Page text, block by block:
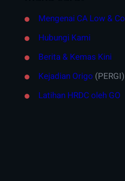
Mengenai CA Low & Co
Hubungi Kami
Berita & Kemas Kini
Kejadian Origo (PERGI)
Latihan HRDC oleh GO